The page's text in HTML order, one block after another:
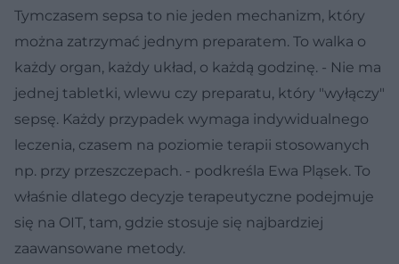
Tymczasem sepsa to nie jeden mechanizm, który
można zatrzymać jednym preparatem. To walka o
każdy organ, każdy układ, o każdą godzinę. - Nie ma
jednej tabletki, wlewu czy preparatu, który "wyłączy"
sepsę. Każdy przypadek wymaga indywidualnego
leczenia, czasem na poziomie terapii stosowanych
np. przy przeszczepach. - podkreśla Ewa Pląsek. To
właśnie dlatego decyzje terapeutyczne podejmuje
się na OIT, tam, gdzie stosuje się najbardziej
zaawansowane metody.